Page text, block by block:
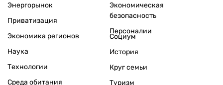
Энергорынок
Приватизация
Экономика регионов
Экономическая
безопасность
Персоналии
Наука
Технологии
Среда обитания
Социум
История
Круг семьи
Туризм